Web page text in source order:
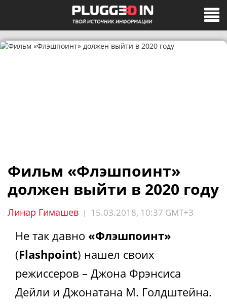
Фильм «Флэшпоинт»
должен выйти в 2020 году
Линар Гимашев | 15.03.2018, 10:37 GMT+3
Не так давно «Флэшпоинт»
(Flashpoint) нашел своих
режиссеров – Джона Фрэнсиса
Дейли и Джонатана М. Голдштейна.